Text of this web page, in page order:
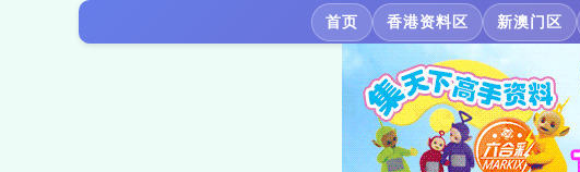
首页 香港资料区 新澳门区